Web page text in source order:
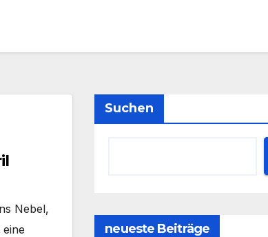
Nebel,
Suchen
neueste Beiträge